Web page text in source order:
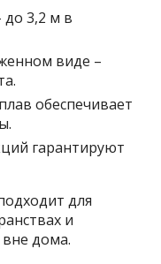
до 3,2 м в
виде –
обеспечивает
гарантируют
для
и
дома.